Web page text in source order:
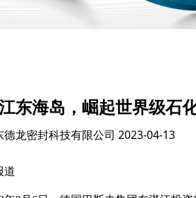
东海岛，崛起世界级石
德龙密封科技有限公司 2023-04-13
道